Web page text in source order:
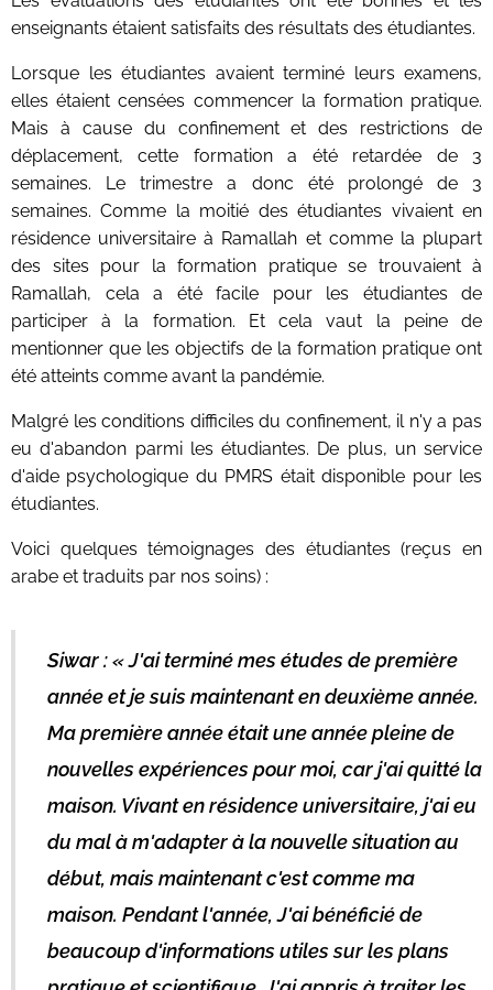
enseignants étaient satisfaits des résultats des étudiantes.
Lorsque les étudiantes avaient terminé leurs examens,
elles étaient censées commencer la formation pratique.
Mais à cause du confinement et des restrictions de
déplacement, cette formation a été retardée de 3
semaines. Le trimestre a donc été prolongé de 3
semaines. Comme la moitié des étudiantes vivaient en
résidence universitaire à Ramallah et comme la plupart
des sites pour la formation pratique se trouvaient à
Ramallah, cela a été facile pour les étudiantes de
participer à la formation. Et cela vaut la peine de
mentionner que les objectifs de la formation pratique ont
été atteints comme avant la pandémie.
Malgré les conditions difficiles du confinement, il n'y a pas
eu d'abandon parmi les étudiantes. De plus, un service
d'aide psychologique du PMRS était disponible pour les
étudiantes.
Voici quelques témoignages des étudiantes (reçus en
arabe et traduits par nos soins) :
Siwar : « J'ai terminé mes études de première
année et je suis maintenant en deuxième année.
Ma première année était une année pleine de
nouvelles expériences pour moi, car j'ai quitté la
maison. Vivant en résidence universitaire, j'ai eu
du mal à m'adapter à la nouvelle situation au
début, mais maintenant c'est comme ma
maison. Pendant l'année, J'ai bénéficié de
beaucoup d'informations utiles sur les plans